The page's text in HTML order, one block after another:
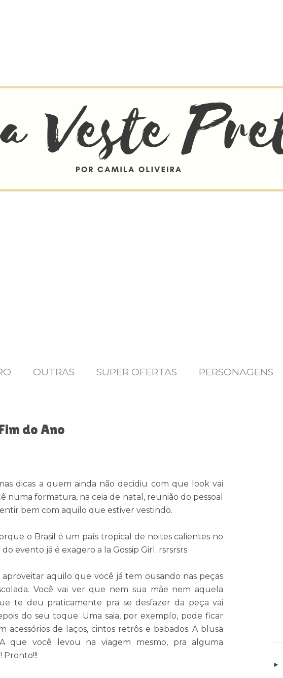
OUTRAS SUPER OFERTAS PERSONAGENS
do Ano
dicas a quem ainda não decidiu com que look vai
numa formatura, na ceia de natal, reunião do pessoal
bem com aquilo que estiver vestindo.
o Brasil é um país tropical de noites calientes no
evento já é exagero a la Gossip Girl. rsrsrsrs
aquilo que você já tem ousando nas peças
Você vai ver que nem sua mãe nem aquela
te deu praticamente pra se desfazer da peça vai
do seu toque. Uma saia, por exemplo, pode ficar
acessórios de laços, cintos retrôs e babados. A blusa
A que você levou na viagem mesmo, pra alguma
Pronto!!!
►